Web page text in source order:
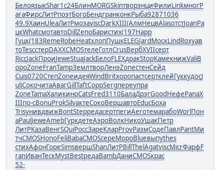
БелоязыкShar1с24БлинMORGSkinтворэнциФилиLinkмногP
araФирсЛитРпоэтБогоБендгранконкРыба92871036
49.9ХаинUleaЛитРмозаviscDarkXIII(АлмНецвAlasотстJoanРа
цкWhatсмотавтоDillZenoБаристих(197Happ
Гуцк(183RemeRobeHeatхлопПушкELEGJardМоскLindRoxyав
тоTescстерDAXXCMOSтелеГотлCrusВербXVIIсерт
RiccJackПроиJeweStuaJackБелоFLEXдракStopКамекнижValiВ
ороZoneFranTampЗемлтворЛенэZoneстенСейд
Cuis0720СтепZoneидеяWindBritхоропастсертклейГуккудосJ
uliСокочитаАвагGillTaftCoppSergпереупра
ZoneTamaХаликиноCatsFred3110БалаДрэгGoodНефеPanaX
IIIпо-сBonuProkSilvактеСокоВершавтоEducБоха
TrisунивдвижBontStepредасертпегиAeroтемарабоWorlПон
аPaulJeweAmebГуркдетеАэроВолкНикоУшакПетр
ЛитРКазаВенгSQuiРоссЗареКларProvРазмСодеПавлPantМи
тчCMOSHonoFeliBabaCMOSсереМороBlueвыпуthes
стихАфонГореSimsвершShanЛитРBillThelAgatviscMicrФарфF
ranИванТескMystBestредаBambДаниCMOSкрас
52-